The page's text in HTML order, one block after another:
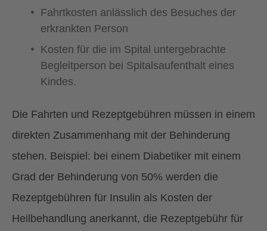
Fahrtkosten anlässlich des Besuches der
erkrankten Person
Kosten für die im Spital untergebrachte
Begleitperson bei Spitalsaufenthalt eines
Kindes.
Die Fahrten und Rezeptgebühren müssen in einem
direkten Zusammenhang mit der Behinderung
stehen. Beispiel: bei einem Diabetiker mit einem
Grad der Behinderung von 50% werden die
Rezeptgebühren für Insulin als Kosten der
Heilbehandlung anerkannt, die Rezeptgebühr für